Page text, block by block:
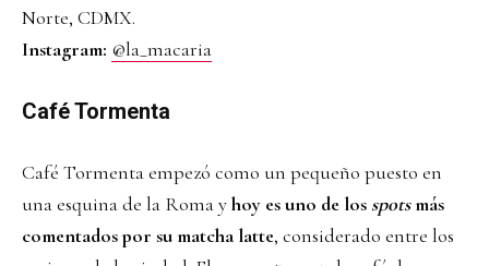
Norte, CDMX.
Instagram: @la_macaria
Café Tormenta
Café Tormenta empezó como un pequeño puesto en
una esquina de la Roma yhoy es uno de los spotsmás
comentados por su matcha latte, considerado entre los